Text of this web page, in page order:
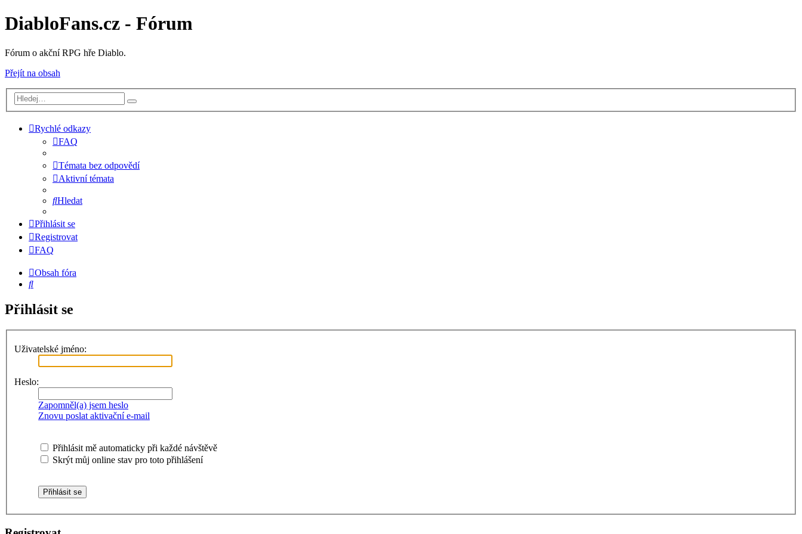
DiabloFans.cz - Fórum
Fórum o akční RPG hře Diablo.
Přejít na obsah
Rychlé odkazy
FAQ
Témata bez odpovědí
Aktivní témata
Hledat
Přihlásit se
Registrovat
FAQ
Obsah fóra
Hledat
Přihlásit se
Uživatelské jméno:
Heslo:
Zapomněl(a) jsem heslo
Znovu poslat aktivační e-mail
Přihlásit mě automaticky při každé návštěvě
Skrýt můj online stav pro toto přihlášení